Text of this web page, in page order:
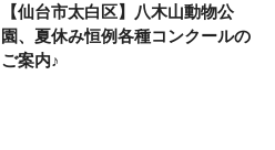
【仙台市太白区】八木山動物公
園、夏休み恒例各種コンクールの
ご案内♪